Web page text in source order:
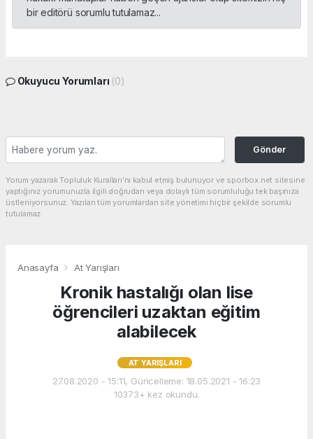
bir editörü sorumlu tutulamaz...
Okuyucu Yorumları (0)
Gönder
Yorum yazarak Topluluk Kuralları’nı kabul etmiş bulunuyor ve sporbox.net sitesine
yaptığınız yorumunuzla ilgili doğrudan veya dolaylı tüm sorumluluğu tek başınıza
üstleniyorsunuz. Yazılan tüm yorumlardan site yönetimi hiçbir şekilde sorumlu
tutulamaz.
Anasayfa At Yarışları
Kronik hastalığı olan lise
öğrencileri uzaktan eğitim
alabilecek
AT YARIŞLARI
27.08.2020 - 15:11, Güncelleme: 18.05.2021 - 16:23
10373+ kez okundu.